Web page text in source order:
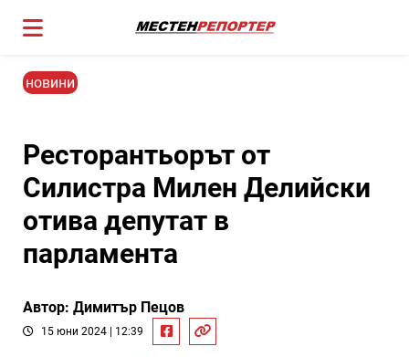
новини
Ресторантьорът от
Силистра Милен Делийски
отива депутат в
парламента
Автор: Димитър Пецов
15 юни 2024 | 12:39